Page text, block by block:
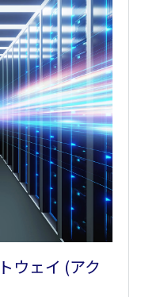
ウェイ (アク